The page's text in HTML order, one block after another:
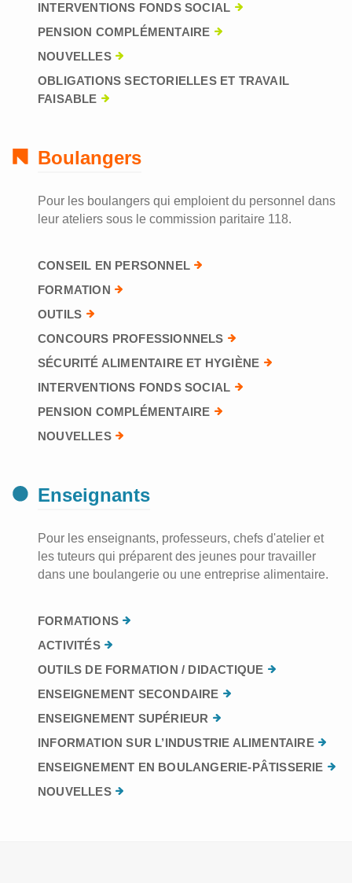
INTERVENTIONS FONDS SOCIAL
PENSION COMPLÉMENTAIRE
NOUVELLES
OBLIGATIONS SECTORIELLES ET TRAVAIL
FAISABLE
Boulangers
Pour les boulangers qui emploient du personnel dans
leur ateliers sous le commission paritaire 118.
CONSEIL EN PERSONNEL
FORMATION
OUTILS
CONCOURS PROFESSIONNELS
SÉCURITÉ ALIMENTAIRE ET HYGIÈNE
INTERVENTIONS FONDS SOCIAL
PENSION COMPLÉMENTAIRE
NOUVELLES
Enseignants
Pour les enseignants, professeurs, chefs d'atelier et
les tuteurs qui préparent des jeunes pour travailler
dans une boulangerie ou une entreprise alimentaire.
FORMATIONS
ACTIVITÉS
OUTILS DE FORMATION / DIDACTIQUE
ENSEIGNEMENT SECONDAIRE
ENSEIGNEMENT SUPÉRIEUR
INFORMATION SUR L’INDUSTRIE ALIMENTAIRE
ENSEIGNEMENT EN BOULANGERIE-PÂTISSERIE
NOUVELLES